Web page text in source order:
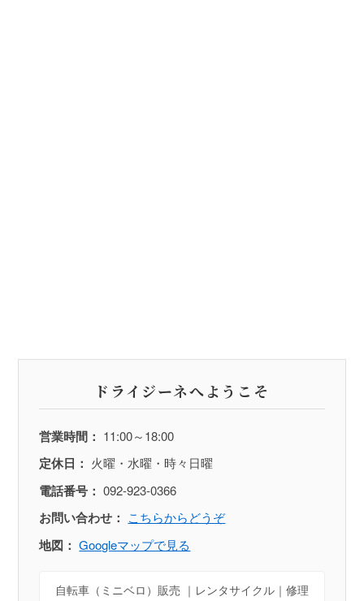
ドライジーネへようこそ
営業時間： 11:00～18:00
定休日： 火曜・水曜・時々日曜
電話番号： 092-923-0366
お問い合わせ： こちらからどうぞ
地図： Googleマップで見る
自転車（ミニベロ）販売 ｜レンタサイクル｜修理